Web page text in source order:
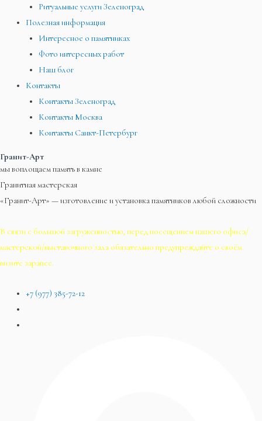
Ритуальные услуги Зеленоград
Полезная информация
Интересное о памятниках
Фото интересных работ
Наш блог
Контакты
Контакты Зеленоград
Контакты Москва
Контакты Санкт-Петербург
Гранит-Арт
мы воплощаем память в камне
Гранитная мастерская
«Гранит-Арт» — изготовление и установка памятников любой сложности
В связи с большой загруженностью, перед посещением нашего офиса/
мастерской/выставочного зала обязательно предупреждайте о своём
визите заранее.
+7 (977) 385-72-12